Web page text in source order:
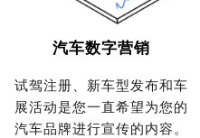
汽车数字营销
试驾注册、新车型发布和车
展活动是您一直希望为您的
汽车品牌进行宣传的内容。